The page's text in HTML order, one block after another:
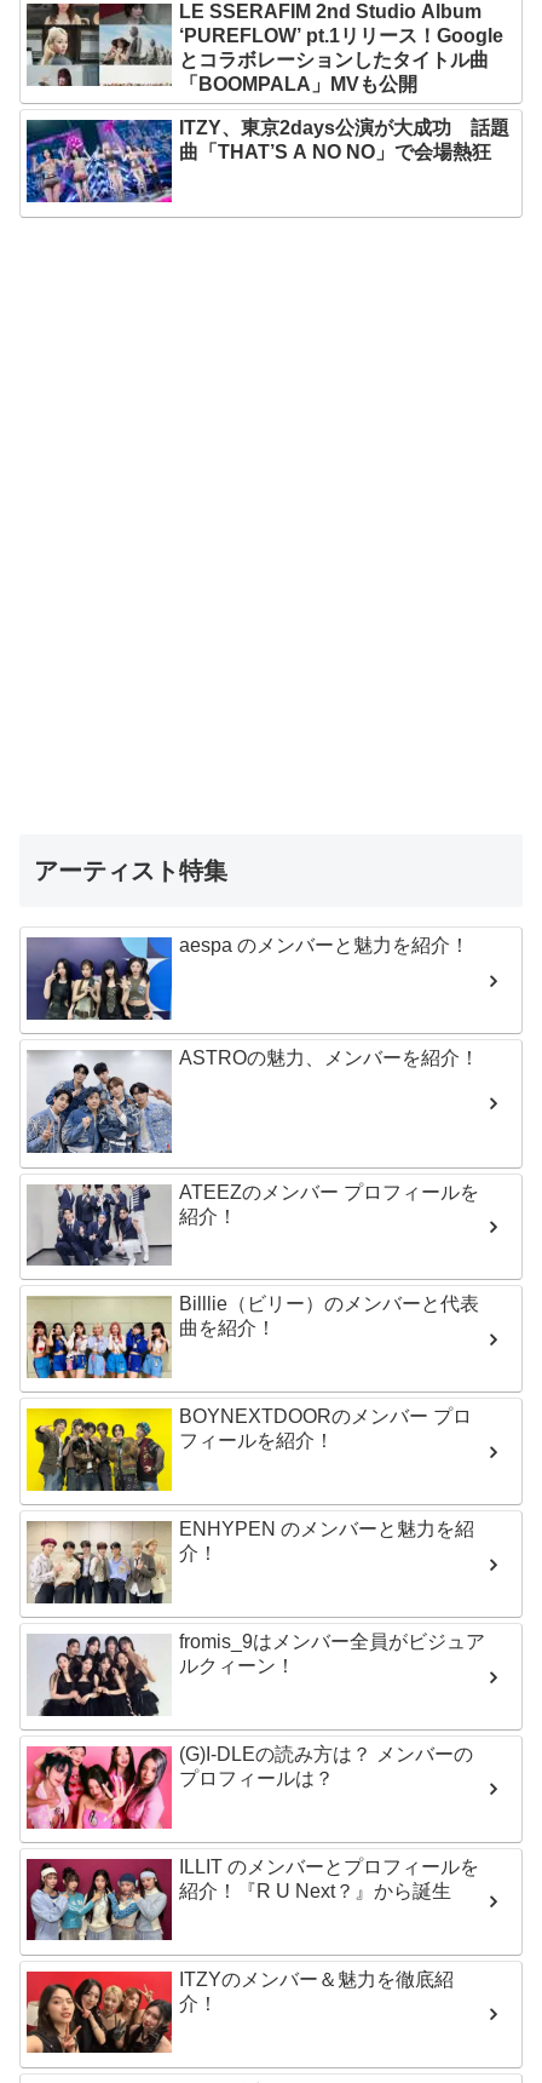
LE SSERAFIM 2nd Studio Album
‘PUREFLOW’ pt.1リリース！Google
とコラボレーションしたタイトル曲
「BOOMPALA」MVも公開
ITZY、東京2days公演が大成功 話題
曲「THAT’S A NO NO」で会場熱狂
アーティスト特集
aespa のメンバーと魅力を紹介！
ASTROの魅力、メンバーを紹介！
ATEEZのメンバー プロフィールを
紹介！
Billlie（ビリー）のメンバーと代表
曲を紹介！
BOYNEXTDOORのメンバー プロ
フィールを紹介！
ENHYPEN のメンバーと魅力を紹
介！
fromis_9はメンバー全員がビジュア
ルクィーン！
(G)I-DLEの読み方は？ メンバーの
プロフィールは？
ILLIT のメンバーとプロフィールを
紹介！『R U Next？』から誕生
ITZYのメンバー＆魅力を徹底紹
介！